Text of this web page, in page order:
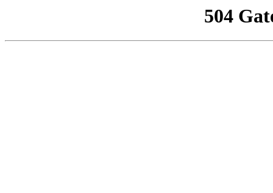
504